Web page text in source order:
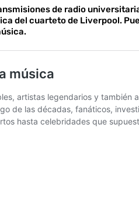
de radio
del cuarteto de Liverpool.